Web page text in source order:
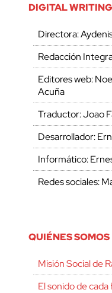
DIGITAL WRITING
Directora:
Redacción
Editores web:
Acuña
Traductor: Joao
Desarrollador:
Informático:
Redes sociales:
QUIÉNES SOMOS
Misión Social de
El sonido de